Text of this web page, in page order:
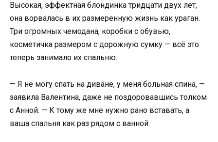
Высокая, эффектная блондинка тридцати двух лет,
она ворвалась в их размеренную жизнь как ураган.
Три огромных чемодана, коробки с обувью,
косметичка размером с дорожную сумку — всё это
теперь занимало их спальню.
— Я не могу спать на диване, у меня больная спина, —
заявила Валентина, даже не поздоровавшись толком
с Анной. — К тому же мне нужно рано вставать, а
ваша спальня как раз рядом с ванной.